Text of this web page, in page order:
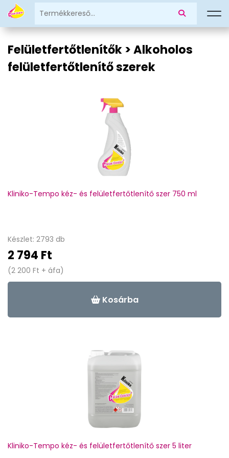
Felületfertőtlenítők > Alkoholos
felületfertőtlenítő szerek
Kliniko-Tempo kéz- és felületfertőtlenítő szer 750 ml
Készlet: 2793 db
2 794 Ft
(2 200 Ft + áfa)
Kosárba
Kliniko-Tempo kéz- és felületfertőtlenítő szer 5 liter